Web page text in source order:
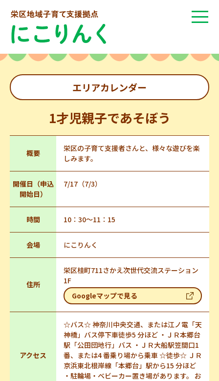
エリアカレンダー
1才児親子であそぼう
概要
栄区の子育て支援者さんと、様々な遊びを楽
しみます。
開催日（申込
開始日）
7/17（7/3）
時間 10：30～11：15
会場 にこりんく
住所
栄区桂町711さかえ次世代交流ステーション
1F
Googleマップで見る
アクセス
☆バス☆ 神奈川中央交通、または江ノ電「天
神橋」バス停下車徒歩5 分ほど ・ＪＲ本郷台
駅「公田団地行」バス ・ＪＲ大船駅笠間口1
番、または4 番乗り場から乗車 ☆徒歩☆ ＪＲ
京浜東北根岸線「本郷台」駅から15 分ほど
・駐輪場・ベビーカー置き場があります。 お